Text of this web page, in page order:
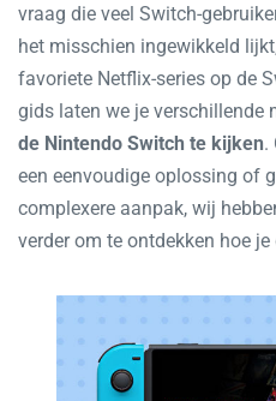
vraag die veel Switch-
het misschien ingewikkeld
favoriete Netflix-series op de
gids laten we je verschillende
de Nintendo Switch te kijken.
een eenvoudige oplossing of
complexere aanpak, wij
verder om te ontdekken hoe je